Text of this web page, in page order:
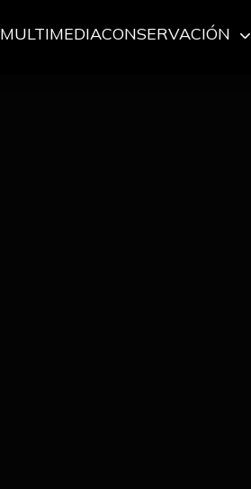
MULTIMEDIACONSERVACIÓN